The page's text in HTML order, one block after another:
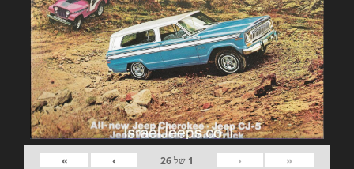
«
‹
1 של26
›
»